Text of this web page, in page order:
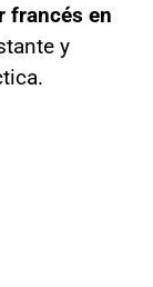
francés en
y